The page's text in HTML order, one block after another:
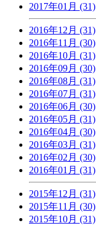
2017年01月 (31)
2016年12月 (31)
2016年11月 (30)
2016年10月 (31)
2016年09月 (30)
2016年08月 (31)
2016年07月 (31)
2016年06月 (30)
2016年05月 (31)
2016年04月 (30)
2016年03月 (31)
2016年02月 (30)
2016年01月 (31)
2015年12月 (31)
2015年11月 (30)
2015年10月 (31)